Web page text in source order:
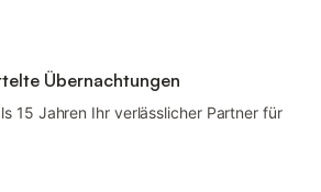
Übernachtungen
15 Jahren Ihr verlässlicher Partner für